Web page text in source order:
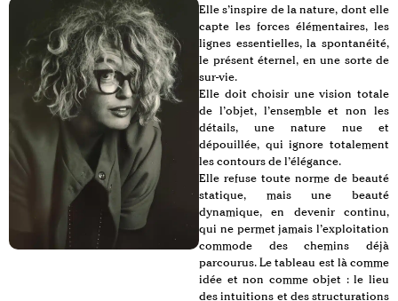
Elle s’inspire de la nature, dont elle
capte les forces élémentaires, les
lignes essentielles, la spontanéité,
le présent éternel, en une sorte de
sur-vie.
Elle doit choisir une vision totale
de l’objet, l’ensemble et non les
détails, une nature nue et
dépouillée, qui ignore totalement
les contours de l’élégance.
Elle refuse toute norme de beauté
statique, mais une beauté
dynamique, en devenir continu,
qui ne permet jamais l’exploitation
commode des chemins déjà
parcourus. Le tableau est là comme
idée et non comme objet : le lieu
des intuitions et des structurations